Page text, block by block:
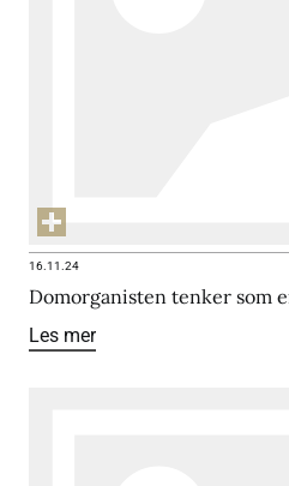
16.11.24
Domorganisten tenker som
Les mer